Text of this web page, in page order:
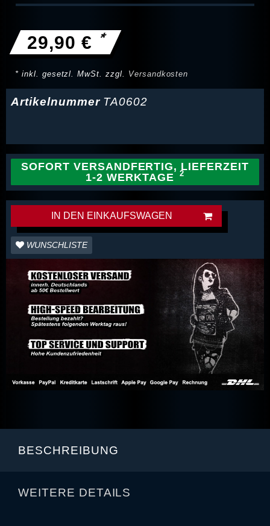
29,90 € *
* inkl. gesetzl. MwSt. zzgl. Versandkosten
Artikelnummer TA0602
SOFORT VERSANDFERTIG, LIEFERZEIT
1-2 WERKTAGE
IN DEN EINKAUFSWAGEN
WUNSCHLISTE
BESCHREIBUNG
WEITERE DETAILS